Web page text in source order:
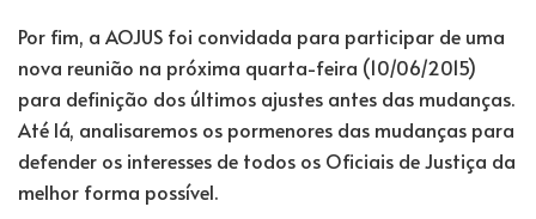
Por fim, a AOJUS foi convidada para participar de uma
nova reunião na próxima quarta-feira (10/06/2015)
para definição dos últimos ajustes antes das mudanças.
Até lá, analisaremos os pormenores das mudanças para
defender os interesses de todos os Oficiais de Justiça da
melhor forma possível.